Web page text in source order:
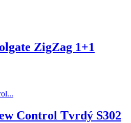
ZigZag 1+1
Control Tvrdý S302